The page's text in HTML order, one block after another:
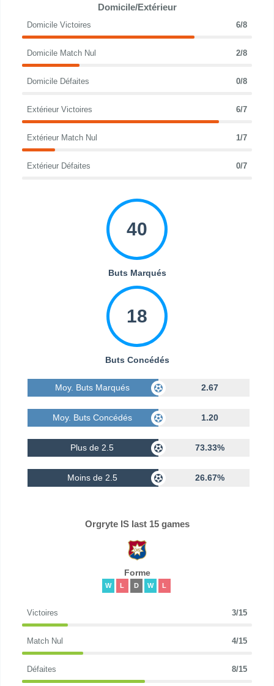
Domicile/Extérieur
Domicile Victoires 6/8
Domicile Match Nul 2/8
Domicile Défaites 0/8
Extérieur Victoires 6/7
Extérieur Match Nul 1/7
Extérieur Défaites 0/7
40
Buts Marqués
18
Buts Concédés
Moy. Buts Marqués 2.67
Moy. Buts Concédés 1.20
Plus de 2.5 73.33%
Moins de 2.5 26.67%
Orgryte IS last 15 games
Forme
W L D W L
Victoires 3/15
Match Nul 4/15
Défaites 8/15